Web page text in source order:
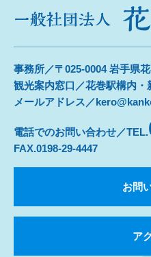
事務所／〒025-0004 岩手県
観光案内窓口／花巻駅構内・
メールアドレス／
電話でのお問い合わせ／TEL.
FAX.0198-29-4447
お問
ア